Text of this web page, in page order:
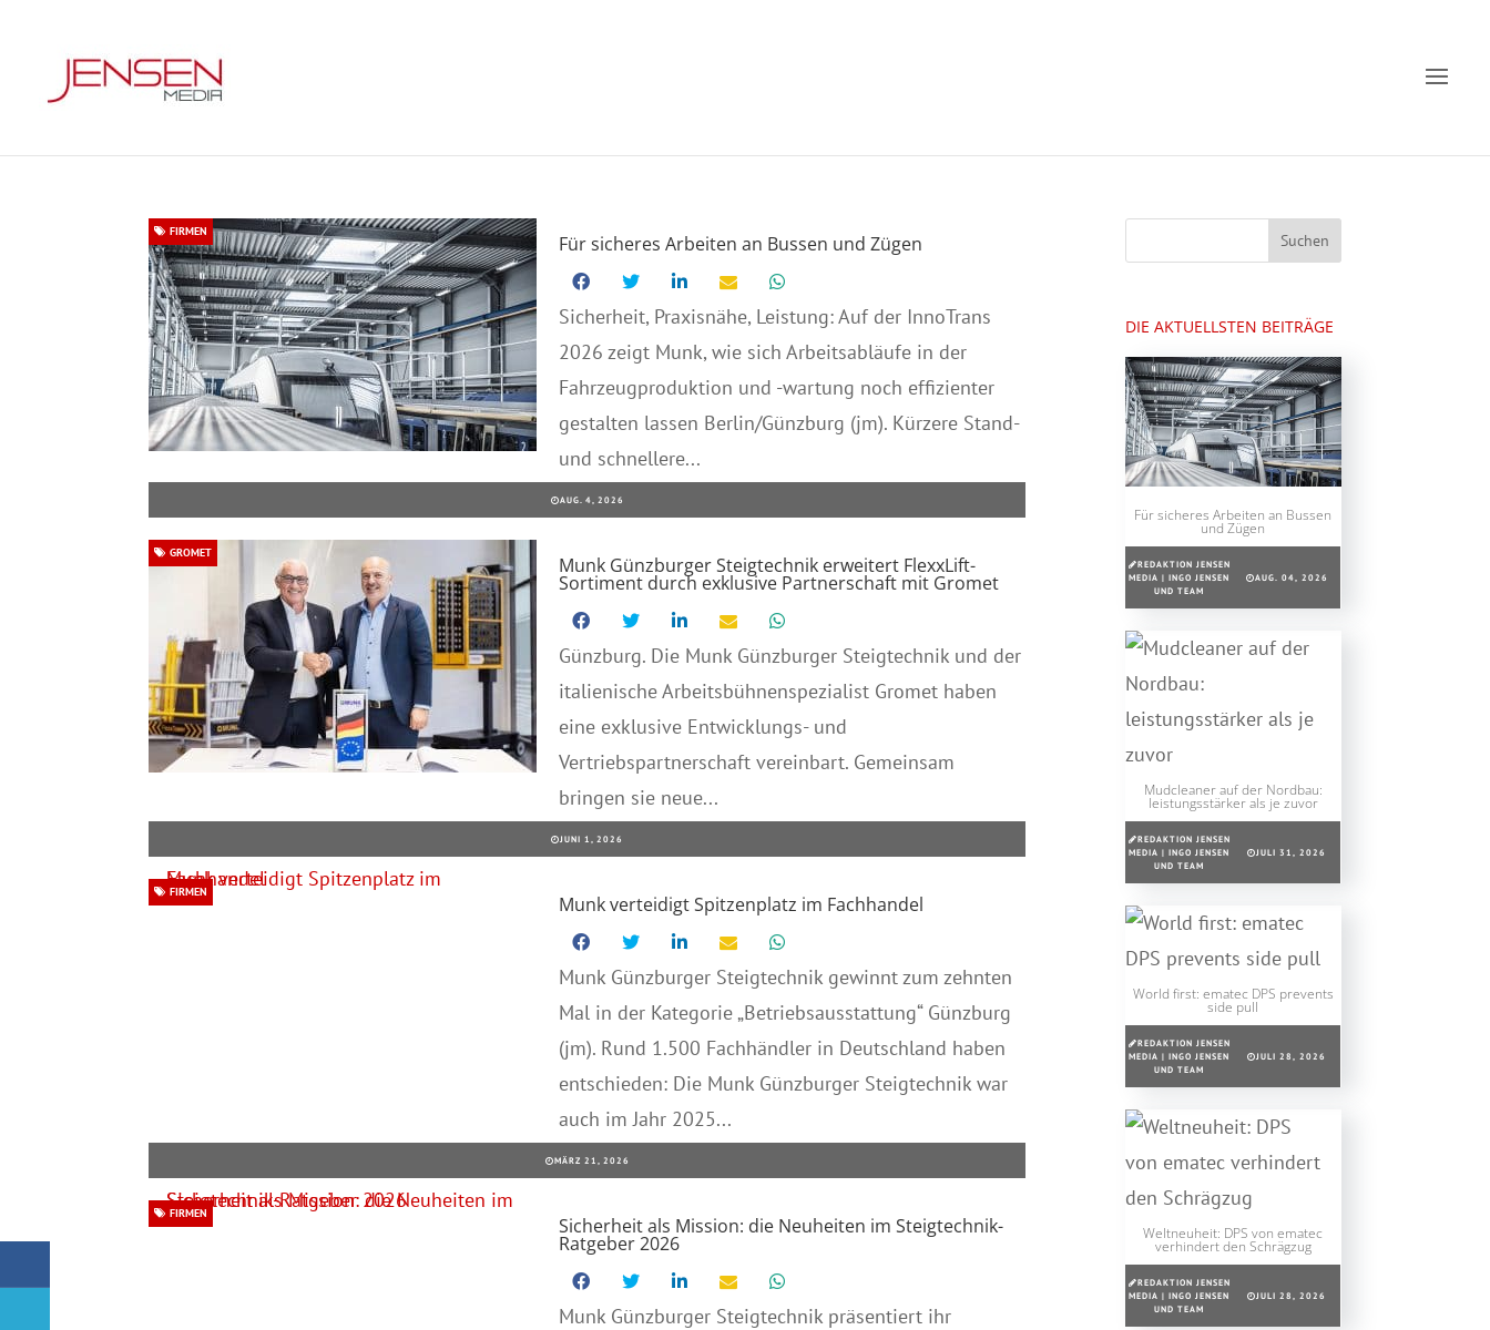
Für sicheres Arbeiten an Bussen und Zügen
FIRMEN
Sicherheit, Praxisnähe, Leistung: Auf der InnoTrans
2026 zeigt Munk, wie sich Arbeitsabläufe in der
Fahrzeugproduktion und -wartung noch effizienter
gestalten lassen Berlin/Günzburg (jm). Kürzere Stand-
und schnellere...
AUG. 4, 2026
Munk Günzburger Steigtechnik erweitert FlexxLift-
Sortiment durch exklusive Partnerschaft mit Gromet
GROMET
Günzburg. Die Munk Günzburger Steigtechnik und der
italienische Arbeitsbühnenspezialist Gromet haben
eine exklusive Entwicklungs- und
Vertriebspartnerschaft vereinbart. Gemeinsam
bringen sie neue...
JUNI 1, 2026
Munk verteidigt Spitzenplatz im Fachhandel
FIRMEN
Munk Günzburger Steigtechnik gewinnt zum zehnten
Mal in der Kategorie „Betriebsausstattung“ Günzburg
(jm). Rund 1.500 Fachhändler in Deutschland haben
entschieden: Die Munk Günzburger Steigtechnik war
auch im Jahr 2025...
MÄRZ 21, 2026
Sicherheit als Mission: die Neuheiten im Steigtechnik-
Ratgeber 2026
FIRMEN
Munk Günzburger Steigtechnik präsentiert ihr
DIE AKTUELLSTEN BEITRÄGE
Für sicheres Arbeiten an Bussen
und Zügen
REDAKTION JENSEN
MEDIA | INGO JENSEN
UND TEAM
AUG. 04, 2026
Mudcleaner auf der Nordbau:
leistungsstärker als je zuvor
REDAKTION JENSEN
MEDIA | INGO JENSEN
UND TEAM
JULI 31, 2026
World first: ematec DPS prevents
side pull
REDAKTION JENSEN
MEDIA | INGO JENSEN
UND TEAM
JULI 28, 2026
Weltneuheit: DPS von ematec
verhindert den Schrägzug
REDAKTION JENSEN
MEDIA | INGO JENSEN
UND TEAM
JULI 28, 2026